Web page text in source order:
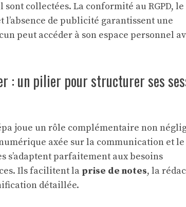
collectées. La conformité au RGPD, le
l’absence de publicité garantissent une
peut accéder à son espace personnel
: un pilier pour structurer ses
joue un rôle complémentaire non
axée sur la communication et
s’adaptent parfaitement aux besoins
Ils facilitent la prise de notes, la
détaillée.